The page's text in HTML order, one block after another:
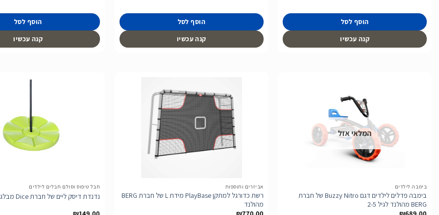
הוסף לסל
קנה עכשיו
הוסף לסל
קנה עכשיו
הוסף לסל
קנה עכשיו
המלאי אזל
בימבה לילדים
בימבה פדלים לילדים דגם Buzzy Nitro של חברת
BERG מהולנד לגיל 2-5
אביזרים ותוספות
רשת כדורגל למתקן PlayBase מידת L של חברת BERG
מהולנד
חבל טיפוס וסולם חבלים לילדים
נדנדת דיסק ליים של חברת Dice מבלגיה